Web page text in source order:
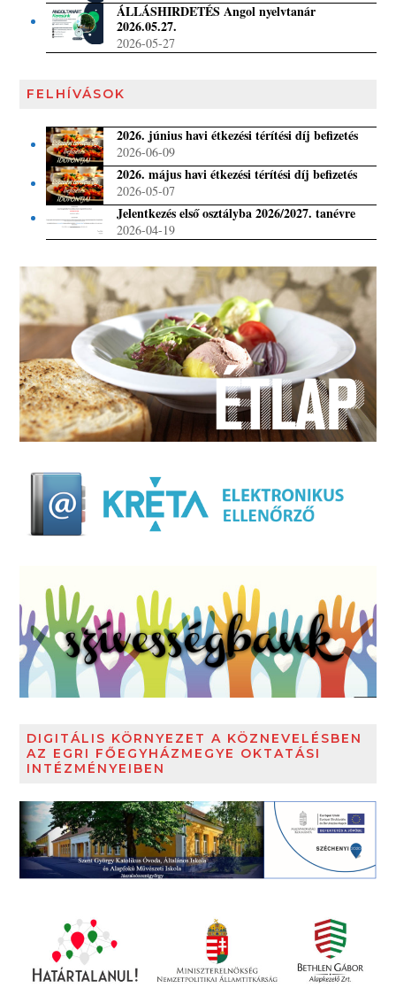
ÁLLÁSHIRDETÉS Angol nyelvtanár
2026.05.27.
2026-05-27
FELHÍVÁSOK
2026. június havi étkezési térítési díj befizetés
2026-06-09
2026. május havi étkezési térítési díj befizetés
2026-05-07
Jelentkezés első osztályba 2026/2027. tanévre
2026-04-19
DIGITÁLIS KÖRNYEZET A KÖZNEVELÉSBEN
AZ EGRI FŐEGYHÁZMEGYE OKTATÁSI
INTÉZMÉNYEIBEN